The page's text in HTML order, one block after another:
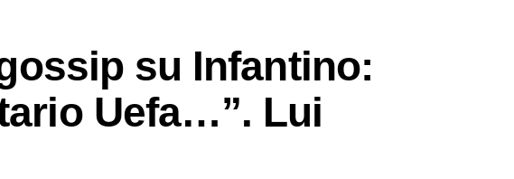
su Infantino:
Uefa…”. Lui